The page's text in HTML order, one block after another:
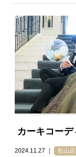
カーキコーデ
2024.11.27 ｜ 松山店